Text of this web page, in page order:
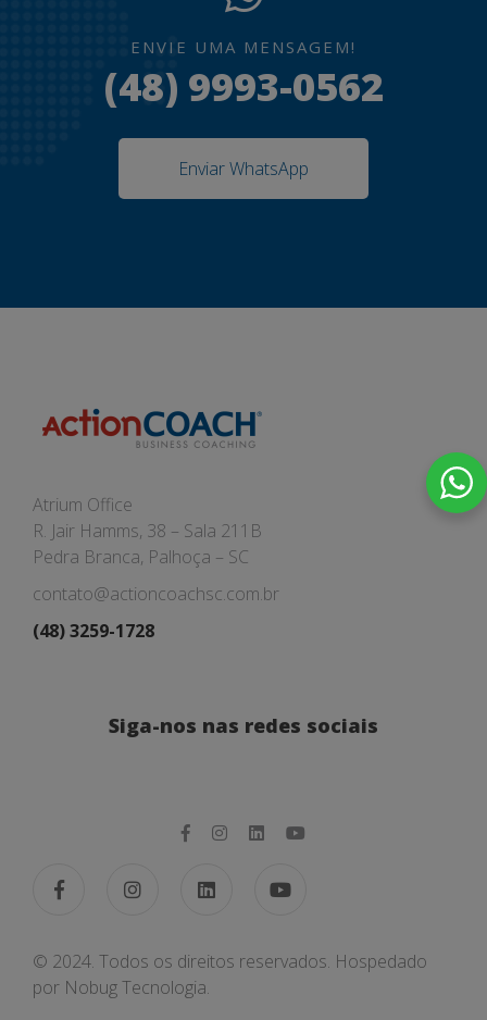
ENVIE UMA MENSAGEM!
(48) 9993-0562
Enviar WhatsApp
Atrium Office
R. Jair Hamms, 38 – Sala 211B
Pedra Branca, Palhoça – SC
contato@actioncoachsc.com.br
(48) 3259-1728
Siga-nos nas redes sociais
© 2024. Todos os direitos reservados. Hospedado
por Nobug Tecnologia.